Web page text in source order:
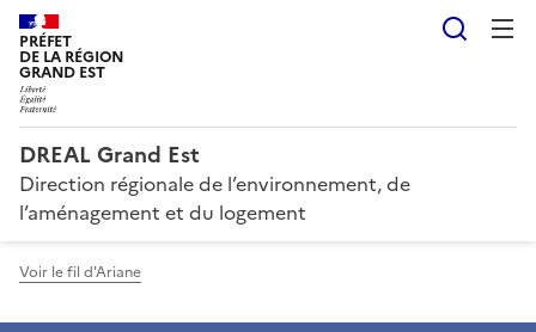
PRÉFET
DE LA RÉGION
GRAND EST
DREAL Grand Est
Direction régionale de l’environnement, de
l’aménagement et du logement
Voir le fil d'Ariane